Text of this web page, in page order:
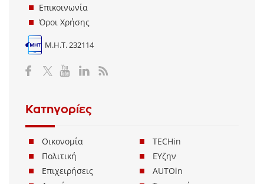
Επικοινωνία
Όροι Χρήσης
Μ.Η.Τ. 232114
Κατηγορίες
Οικονομία
Πολιτική
Επιχειρήσεις
TECHin
ΕΥζην
AUTOin